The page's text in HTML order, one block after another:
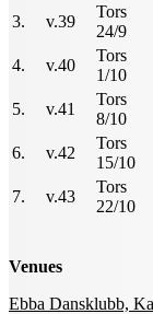
3.
v.39
Tors
24/9
4.
v.40
Tors
1/10
5.
v.41
Tors
8/10
6.
v.42
Tors
15/10
7.
v.43
Tors
22/10
Venues
Ebba Dansklubb,